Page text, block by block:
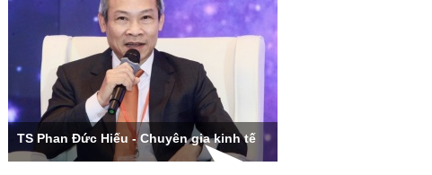
TS Phan Đức Hiếu - Chuyên gia kinh tế